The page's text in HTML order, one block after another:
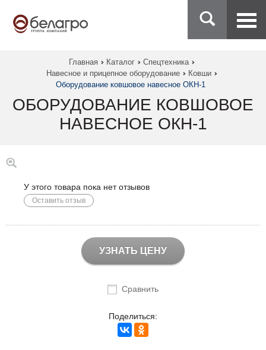
Главная Каталог
Спецтехника
Навесное и прицепное оборудование
Ковши
Оборудование ковшовое навесное ОКН-1
ОБОРУДОВАНИЕ КОВШОВОЕ
НАВЕСНОЕ ОКН-1
У этого товара пока нет отзывов
Оставить отзыв
УЗНАТЬ ЦЕНУ
Сравнить
Поделиться: